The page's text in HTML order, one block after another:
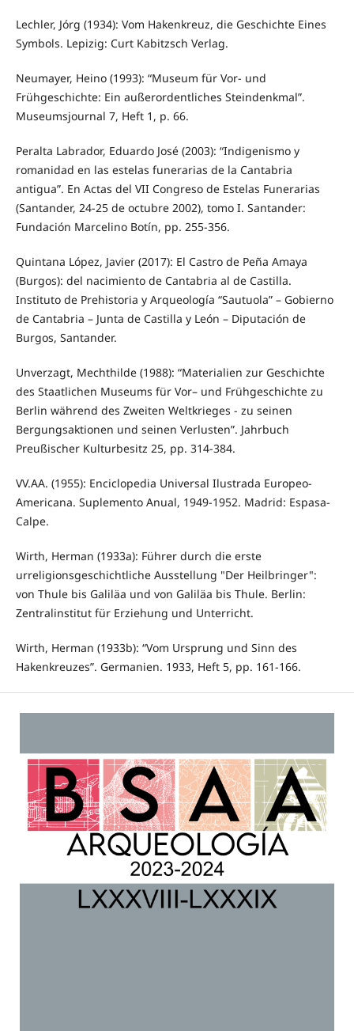
Lechler, Jórg (1934): Vom Hakenkreuz, die Geschichte Eines
Symbols. Lepizig: Curt Kabitzsch Verlag.
Neumayer, Heino (1993): “Museum für Vor- und
Frühgeschichte: Ein außerordentliches Steindenkmal”.
Museumsjournal 7, Heft 1, p. 66.
Peralta Labrador, Eduardo José (2003): “Indigenismo y
romanidad en las estelas funerarias de la Cantabria
antigua”. En Actas del VII Congreso de Estelas Funerarias
(Santander, 24-25 de octubre 2002), tomo I. Santander:
Fundación Marcelino Botín, pp. 255-356.
Quintana López, Javier (2017): El Castro de Peña Amaya
(Burgos): del nacimiento de Cantabria al de Castilla.
Instituto de Prehistoria y Arqueología “Sautuola” – Gobierno
de Cantabria – Junta de Castilla y León – Diputación de
Burgos, Santander.
Unverzagt, Mechthilde (1988): “Materialien zur Geschichte
des Staatlichen Museums für Vor– und Frühgeschichte zu
Berlin während des Zweiten Weltkrieges - zu seinen
Bergungsaktionen und seinen Verlusten”. Jahrbuch
Preußischer Kulturbesitz 25, pp. 314-384.
VV.AA. (1955): Enciclopedia Universal Ilustrada Europeo-
Americana. Suplemento Anual, 1949-1952. Madrid: Espasa-
Calpe.
Wirth, Herman (1933a): Führer durch die erste
urreligionsgeschichtliche Ausstellung "Der Heilbringer":
von Thule bis Galiläa und von Galiläa bis Thule. Berlin:
Zentralinstitut für Erziehung und Unterricht.
Wirth, Herman (1933b): “Vom Ursprung und Sinn des
Hakenkreuzes”. Germanien. 1933, Heft 5, pp. 161-166.